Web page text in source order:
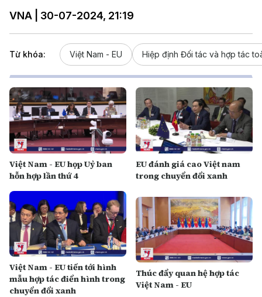
VNA | 30-07-2024, 21:19
Từ khóa: Việt Nam - EU Hiệp định Đối tác và hợp tác
Việt Nam - EU họp Uỷ ban
hỗn hợp lần thứ 4
EU đánh giá cao Việt nam
trong chuyển đổi xanh
Việt Nam - EU tiến tới hình
mẫu hợp tác điển hình trong
chuyển đổi xanh
Thúc đẩy quan hệ hợp tác
Việt Nam - EU